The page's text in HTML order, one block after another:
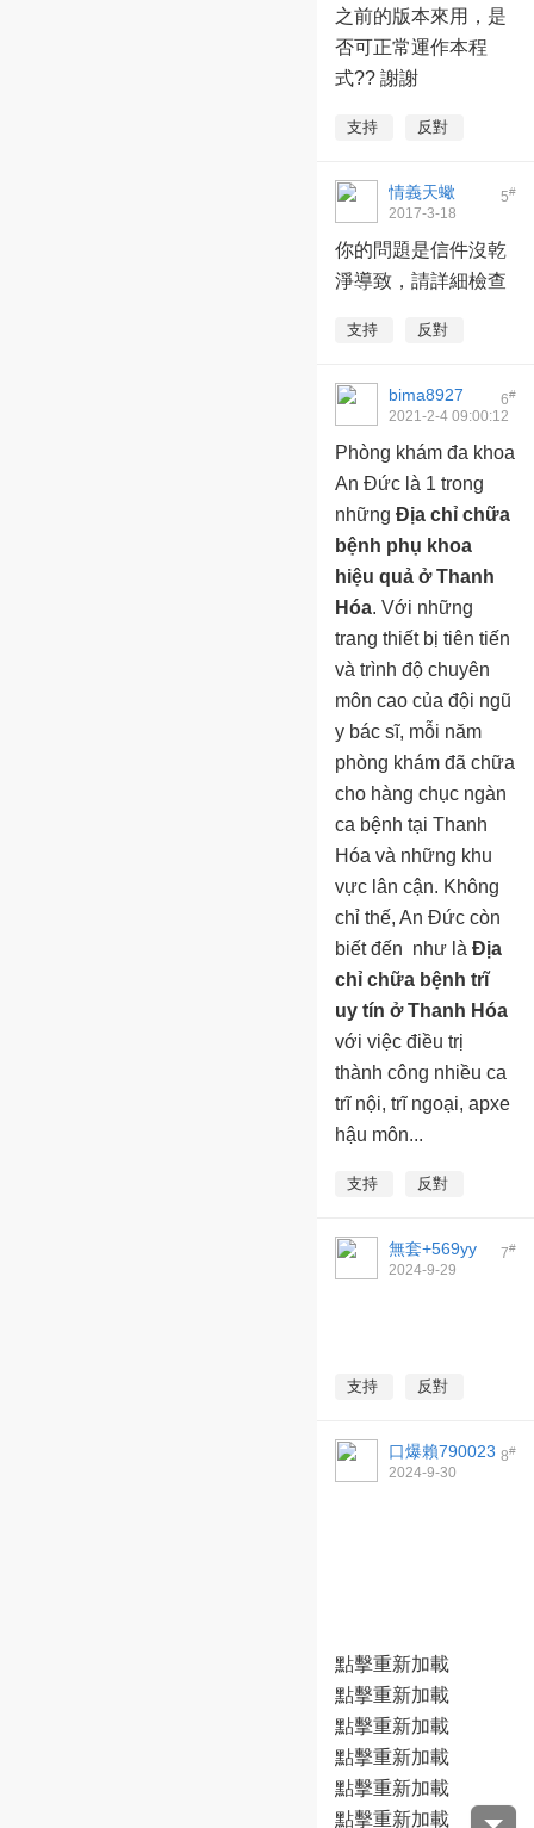
之前的版本來用，是
否可正常運作本程
式?? 謝謝
支持 反對
5#
情義天蠍
2017-3-18
你的問題是信件沒乾
淨導致，請詳細檢查
支持 反對
6#
bima8927
2021-2-4 09:00:12
Phòng khám đa khoa
An Đức là 1 trong
nhữngĐịa chỉ chữa
bệnh phụ khoa
hiệu quả ở Thanh
Hóa. Với những
trang thiết bị tiên tiến
và trình độ chuyên
môn cao của đội ngũ
y bác sĩ, mỗi năm
phòng khám đã chữa
cho hàng chục ngàn
ca bệnh tại Thanh
Hóa và những khu
vực lân cận. Không
chỉ thế, An Đức còn
biết đến như làĐịa
chỉ chữa bệnh trĩ
uy tín ở Thanh Hóa
với việc điều trị
thành công nhiều ca
trĩ nội, trĩ ngoại, apxe
hậu môn...
支持 反對
7#
無套+569yy
2024-9-29
支持 反對
8#
口爆賴790023
2024-9-30
點擊重新加載
點擊重新加載
點擊重新加載
點擊重新加載
點擊重新加載
點擊重新加載